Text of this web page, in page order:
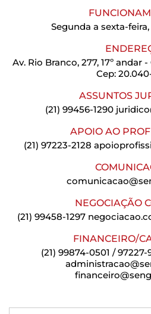
Segunda a sexta-feira,
Av. Rio Branco, 277, 17º andar
Cep:
ASSUNTOS
(21) 99456-1290
APOIO AO
(21) 97223-2128
NEGOCIAÇÃO
(21) 99458-1297
FINANCEIRO/
(21) 99874-0501 /